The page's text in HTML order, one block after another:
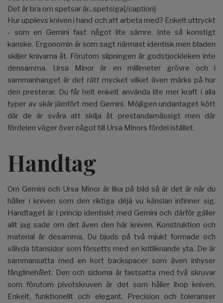
Det är bra om spetsar är...spetsiga[/caption]
Hur upplevs kniven i hand och att arbeta med? Enkelt uttryckt
- som en Gemini fast något lite sämre. Inte så konstigt
kanske. Ergonomin är som sagt närmast identisk men bladen
skiljer knivarna åt. Förutom slipningen är godstjockleken inte
densamma. Ursa Minor är en millimeter grövre och i
sammanhanget är det rätt mycket vilket även märks på hur
den presterar. Du får helt enkelt använda lite mer kraft i alla
typer av skär jämfört med Gemini. Möjligen undantaget kött
där de är svåra att skilja åt prestandamässigt men där
fördelen väger över något till Ursa Minors fördel istället.
Handtag
Om Gemini och Ursa Minor är lika på bild så är det är när du
håller i kniven som den riktiga déjà vu känslan infinner sig.
Handtaget är i princip identiskt med Gemini och därför gäller
allt jag sade om det även den här kniven. Konstruktion och
material är desamma. Du bjuds på två mjukt formade och
välvda titansidor som försetts med en kritliknande yta. De är
sammansatta med en kort backspacer som även inhyser
fånglinehålet. Den och sidorna är fastsatta med två skruvar
som förutom pivotskruven är det som håller ihop kniven.
Enkelt, funktionellt och elegant. Precision och toleranser